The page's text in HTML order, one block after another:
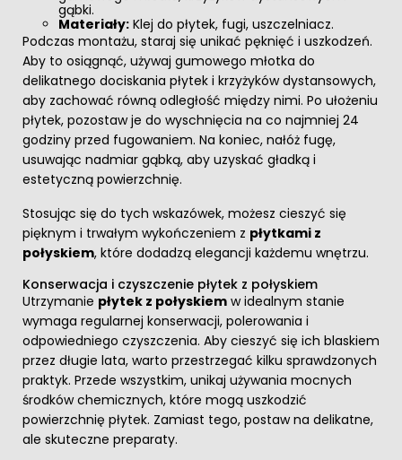
gąbki.
Materiały: Klej do płytek, fugi, uszczelniacz.
Podczas montażu, staraj się unikać pęknięć i uszkodzeń.
Aby to osiągnąć, używaj gumowego młotka do
delikatnego dociskania płytek i krzyżyków dystansowych,
aby zachować równą odległość między nimi. Po ułożeniu
płytek, pozostaw je do wyschnięcia na co najmniej 24
godziny przed fugowaniem. Na koniec, nałóż fugę,
usuwając nadmiar gąbką, aby uzyskać gładką i
estetyczną powierzchnię.
Stosując się do tych wskazówek, możesz cieszyć się
pięknym i trwałym wykończeniem z płytkami z
połyskiem, które dodadzą elegancji każdemu wnętrzu.
Konserwacja i czyszczenie płytek z połyskiem
Utrzymanie płytek z połyskiem w idealnym stanie
wymaga regularnej konserwacji, polerowania i
odpowiedniego czyszczenia. Aby cieszyć się ich blaskiem
przez długie lata, warto przestrzegać kilku sprawdzonych
praktyk. Przede wszystkim, unikaj używania mocnych
środków chemicznych, które mogą uszkodzić
powierzchnię płytek. Zamiast tego, postaw na delikatne,
ale skuteczne preparaty.